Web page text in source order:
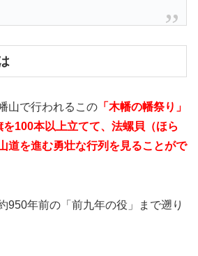
山で行われるこの 「木幡の幡祭り」
100本以上立てて、法螺貝（ほら
道を進む勇壮な行列を見ることがで
950年前の「前九年の役」まで遡り